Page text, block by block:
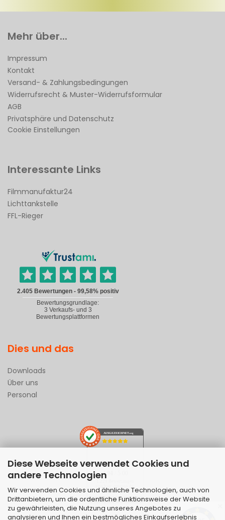
Diese Webseite verwendet Cookies und
andere Technologien
Wir verwenden Cookies und ähnliche Technologien, auch von
Drittanbietern, um die ordentliche Funktionsweise der Website
zu gewährleisten, die Nutzung unseres Angebotes zu
analysieren und Ihnen ein bestmögliches Einkaufserlebnis
Mehr über...
Impressum
Kontakt
Versand- & Zahlungsbedingungen
Widerrufsrecht & Muster-Widerrufsformular
AGB
Privatsphäre und Datenschutz
Cookie Einstellungen
Interessante Links
Filmmanufaktur24
Lichttankstelle
FFL-Rieger
Dies und das
Downloads
Über uns
Personal
AUSGEZEICHNET.org
SEHR GUT
4.94
ebay.de
Hinweis zu den Bewertungen